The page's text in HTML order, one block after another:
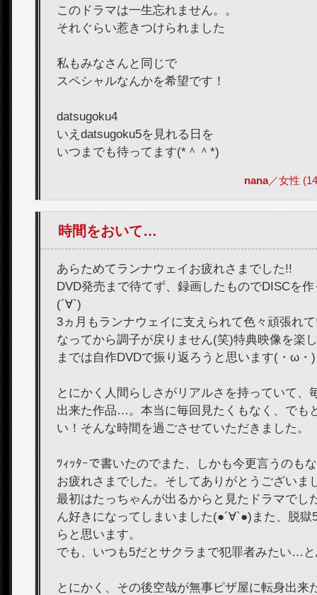
このドラマは一生忘れません。。
それぐらい惹きつけられました
私もみなさんと同じで
スペシャルなんかを希望です！
datsugoku4
いえdatsugoku5を見れる日を
いつまでも待ってます(*＾＾*)
nana／女性
時間をおいて…
あらためてランナウェイお疲れさまでした!!
DVD発売まで待てず、録画したものでDISCを
(´∀`)
3ヵ月もランナウェイに支えられて色々頑張れ
なってから調子が戻りません(笑)特典映像を楽
までは自作DVDで振り返ろうと思います(・ω・)
とにかく人間らしさがリアルさを持っていて、
出来た作品…。本当に毎回見たくもなく、でも
い！そんな時間を過ごさせていただきました。
ﾂｨｯﾀｰで書いたのでまた、しかも今更言うのも
お疲れさまでした。そしてありがとうございま
最初はたっちゃんが出るからと見たドラマでし
ん好きになってしまいました(●´∀`●)また、脱獄
らと思います。
でも、いつも5だとサクラまで犯罪者みたい…
とにかく、その後空哉が無事ピザ屋に転身出来